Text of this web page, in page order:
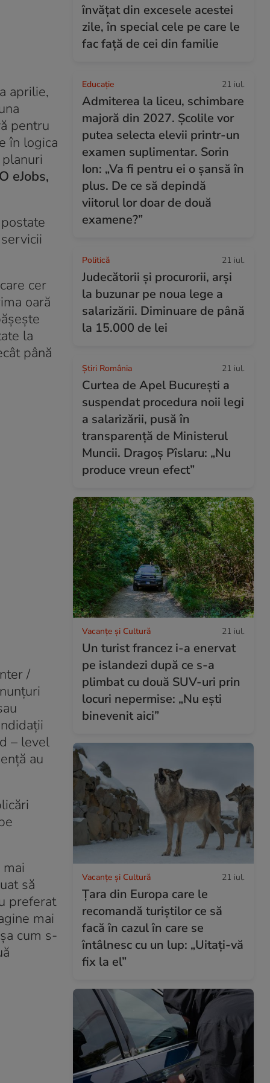
aprilie,
pentru
în logica
eJobs,
cer
oară
la
până
/
– level
au
să
preferat
mai
cum s-
învățat din excesele acestei
zile, în special cele pe care le
fac față de cei din familie
Educație 21 iul.
Admiterea la liceu, schimbare
majoră din 2027. Școlile vor
putea selecta elevii printr-un
examen suplimentar. Sorin
Ion: „Va fi pentru ei o șansă în
plus. De ce să depindă
viitorul lor doar de două
examene?”
Politică 21 iul.
Judecătorii și procurorii, arși
la buzunar pe noua lege a
salarizării. Diminuare de până
la 15.000 de lei
Știri România 21 iul.
Curtea de Apel București a
suspendat procedura noii legi
a salarizării, pusă în
transparență de Ministerul
Muncii. Dragoș Pîslaru: „Nu
produce vreun efect”
Vacanțe și Cultură 21 iul.
Un turist francez i-a enervat
pe islandezi după ce s-a
plimbat cu două SUV-uri prin
locuri nepermise: „Nu ești
binevenit aici”
Vacanțe și Cultură 21 iul.
Țara din Europa care le
recomandă turiștilor ce să
facă în cazul în care se
întâlnesc cu un lup: „Uitați-vă
fix la el”